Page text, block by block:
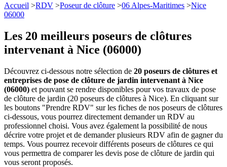
Accueil >RDV >Poseur de clôture >06 Alpes-Maritimes >Nice
06000
Les 20 meilleurs poseurs de clôtures
intervenant à Nice (06000)
Découvrez ci-dessous notre sélection de 20 poseurs de clôtures et
entreprises de pose de clôture de jardin intervenant à Nice
(06000) et pouvant se rendre disponibles pour vos travaux de pose
de clôture de jardin (20 poseurs de clôtures à Nice). En cliquant sur
les boutons "Prendre RDV" sur les fiches de nos poseurs de clôtures
ci-dessous, vous pourrez directement demander un RDV au
professionnel choisi. Vous avez également la possibilité de nous
décrire votre projet et de demander plusieurs RDV afin de gagner du
temps. Vous pourrez recevoir différents poseurs de clôtures ce qui
vous permettra de comparer les devis pose de clôture de jardin qui
vous seront proposés.